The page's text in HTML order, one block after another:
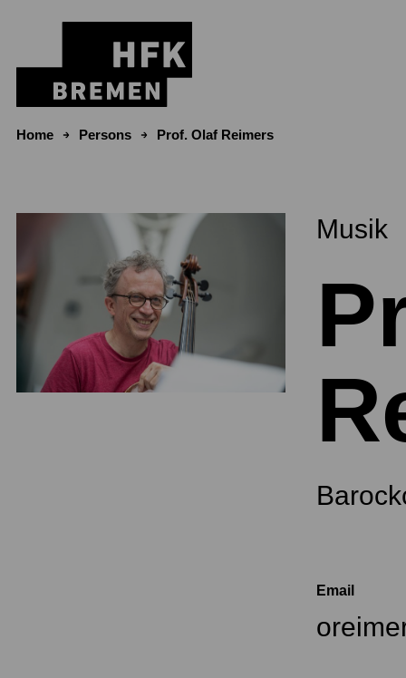
Skip to content
Home Persons Prof. Olaf Reimers
Musik
Email